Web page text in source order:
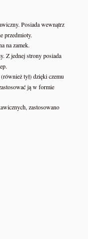
Posiada wewnątrz
przedmioty.
na zamek.
Z jednej strony posiada
(również tył) dzięki czemu
ją w formie
zastosowano